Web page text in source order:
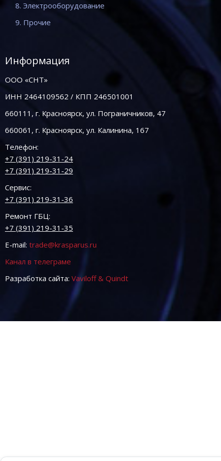
8. Электрооборудование
9. Прочие
Информация
ООО «СНТ»
ИНН 2464109562 / КПП 246501001
660111, г. Красноярск, ул. Пограничников, 47
660061, г. Красноярск, ул. Калинина, 167
Телефон:
+7 (391) 219-31-24
+7 (391) 219-31-29
Сервис:
+7 (391) 219-31-36
Ремонт ГБЦ:
+7 (391) 219-31-35
E-mail: trade@krasparus.ru
Канал в телеграме
Разработка сайта: Vaviloff & Quindt